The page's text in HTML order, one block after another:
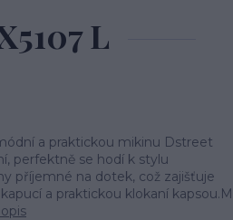
L
a praktickou mikinu Dstreet
perfektně se hodí k stylu
příjemné na dotek, což zajišťuje
a praktickou klokaní